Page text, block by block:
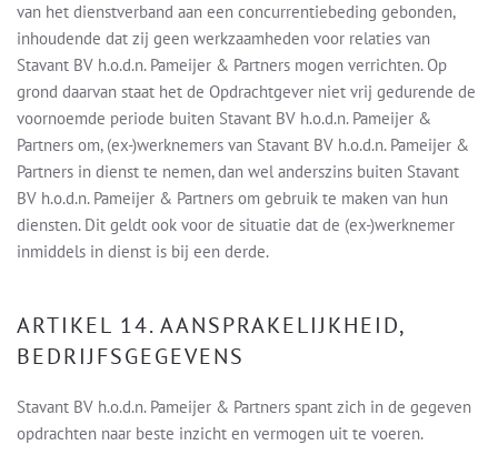
van het dienstverband aan een concurrentiebeding gebonden,
inhoudende dat zij geen werkzaamheden voor relaties van
Stavant BV h.o.d.n. Pameijer & Partners mogen verrichten. Op
grond daarvan staat het de Opdrachtgever niet vrij gedurende de
voornoemde periode buiten Stavant BV h.o.d.n. Pameijer &
Partners om, (ex-)werknemers van Stavant BV h.o.d.n. Pameijer &
Partners in dienst te nemen, dan wel anderszins buiten Stavant
BV h.o.d.n. Pameijer & Partners om gebruik te maken van hun
diensten. Dit geldt ook voor de situatie dat de (ex-)werknemer
inmiddels in dienst is bij een derde.
ARTIKEL 14. AANSPRAKELIJKHEID,
BEDRIJFSGEGEVENS
Stavant BV h.o.d.n. Pameijer & Partners spant zich in de gegeven
opdrachten naar beste inzicht en vermogen uit te voeren.